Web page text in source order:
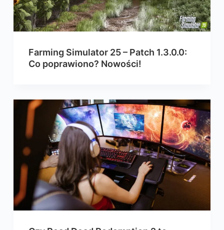
Farming Simulator 25 – Patch 1.3.0.0:
Co poprawiono? Nowości!